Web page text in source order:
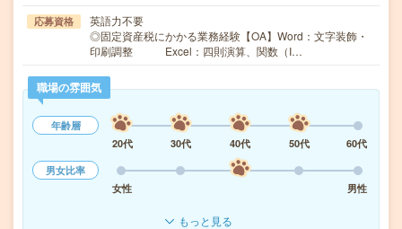
応募資格
英語力不要
◎固定資産税にかかる業務経験【OA】Word：文字装飾・
印刷調整 Excel：四則演算、関数（I…
職場の雰囲気
年齢層
20代
30代 40代 50代
60代
男女比率
女性
男性
もっと見る